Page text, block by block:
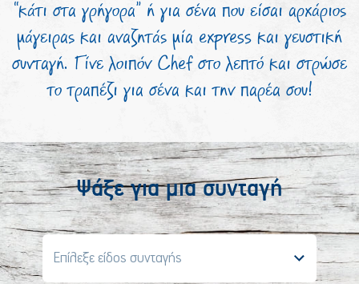
“κάτι στα γρήγορα” ή για σένα που είσαι αρχάριος
μάγειρας και αναζητάς μία express και γευστική
συνταγή. Γίνε λοιπόν Chef στο λεπτό και στρώσε
το τραπέζι για σένα και την παρέα σου!
Ψάξε για μια συνταγή
Επίλεξε είδος συνταγής